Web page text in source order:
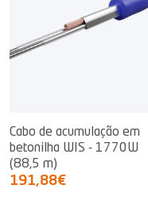
Cabo de acumulação em
betonilha WIS - 1770W
(88,5 m)
191,88€